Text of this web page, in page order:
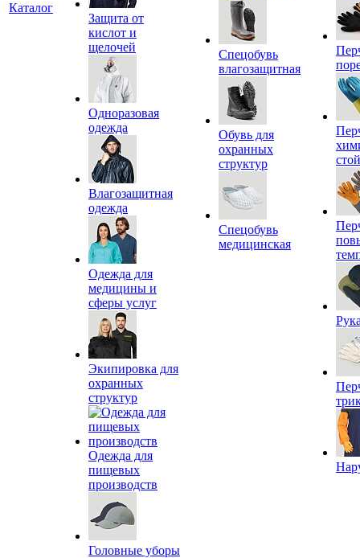
Каталог
Защита от
кислот и
щелочей
Одноразовая
одежда
Влагозащитная
одежда
Одежда для
медицины и
сферы услуг
Экипировка для
охранных
структур
Одежда для
пищевых
производств
Головные уборы
Спецобувь
влагозащитная
Обувь для
охранных
структур
Спецобувь
медицинская